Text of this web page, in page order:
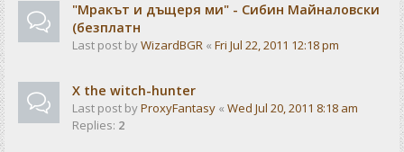
"Мракът и дъщеря ми" - Сибин Майналовски
(безплатн
Last post byWizardBGR « Fri Jul 22, 2011 12:18 pm
X the witch-hunter
Last post byProxyFantasy « Wed Jul 20, 2011 8:18 am
Replies: 2